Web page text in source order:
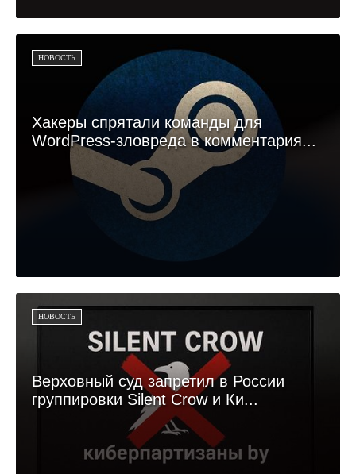
НОВОСТЬ
Хакеры спрятали команды для
WordPress-зловреда в комментария...
НОВОСТЬ
Верховный суд запретил в России
группировки Silent Crow и Ки...